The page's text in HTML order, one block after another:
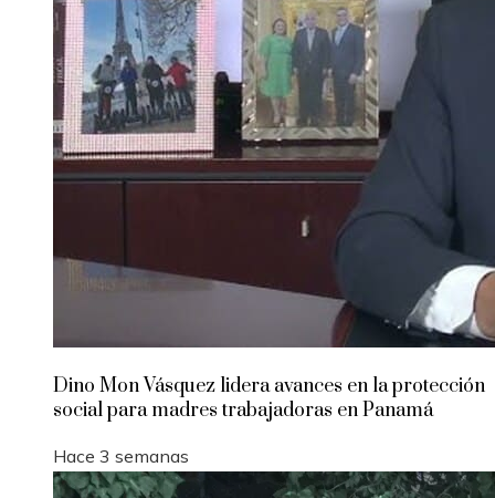
Dino Mon Vásquez lidera avances en la protección
social para madres trabajadoras en Panamá
Hace 3 semanas